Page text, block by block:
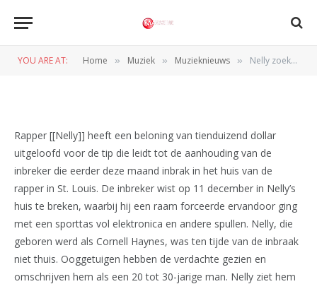
YOU ARE AT: Home » Muziek » Muzieknieuws » Nelly zoekt inbreker
Rapper [[Nelly]] heeft een beloning van tienduizend dollar
uitgeloofd voor de tip die leidt tot de aanhouding van de
inbreker die eerder deze maand inbrak in het huis van de
rapper in St. Louis. De inbreker wist op 11 december in Nelly’s
huis te breken, waarbij hij een raam forceerde ervandoor ging
met een sporttas vol elektronica en andere spullen. Nelly, die
geboren werd als Cornell Haynes, was ten tijde van de inbraak
niet thuis. Ooggetuigen hebben de verdachte gezien en
omschrijven hem als een 20 tot 30-jarige man. Nelly ziet hem